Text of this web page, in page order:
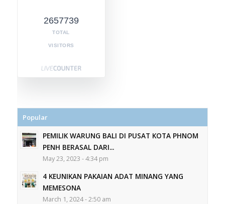
2657739
TOTAL
VISITORS
Popular
PEMILIK WARUNG BALI DI PUSAT KOTA PHNOM
PENH BERASAL DARI...
May 23, 2023 - 4:34 pm
4 KEUNIKAN PAKAIAN ADAT MINANG YANG
MEMESONA
March 1, 2024 - 2:50 am